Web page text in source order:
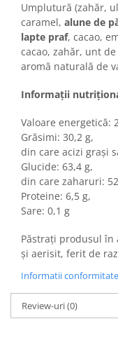
Dulciurile Feleacul
Glucoza
Halva
Nuga
Rahat
Umplutură (zahăr,
caramel, alune de
lapte praf, cacao,
cacao, zahăr, unt
aromă naturală de
Informații
Valoare energetică:
Grăsimi: 30,2 g,
din care acizi grași
Glucide: 63,4 g,
din care zaharuri:
Proteine: 6,5 g,
Sare: 0,1 g
Păstrați produsul
și aerisit, ferit de
Informatii
Review-uri(0)